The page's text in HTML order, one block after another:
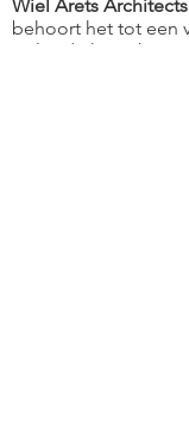
Wiel Arets
behoort het tot een
invloedrijke